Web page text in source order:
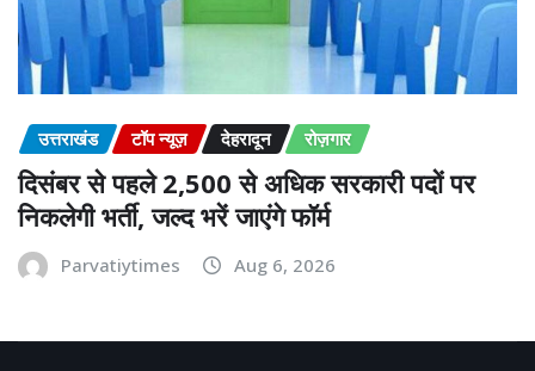
उत्तराखंड टॉप न्यूज़ देहरादून रोज़गार
दिसंबर से पहले 2,500 से अधिक सरकारी पदों पर
निकलेगी भर्ती, जल्द भरें जाएंगे फॉर्म
Parvatiytimes Aug 6, 2026